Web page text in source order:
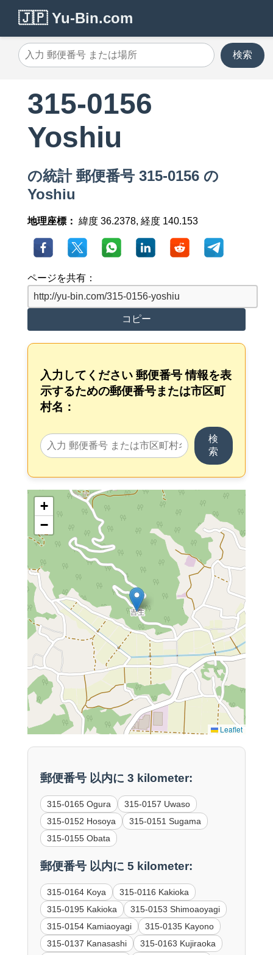
🇯🇵 Yu-Bin.com
検索
315-0156
Yoshiu
の統計 郵便番号 315-0156 の
Yoshiu
地理座標： 緯度 36.2378, 経度 140.153
ページを共有：
コピー
入力してください 郵便番号 情報を表
示するための郵便番号または市区町
村名：
検
索
+
−
Leaflet
郵便番号 以内に 3 kilometer:
315-0165 Ogura
315-0157 Uwaso
315-0152 Hosoya
315-0151 Sugama
315-0155 Obata
郵便番号 以内に 5 kilometer:
315-0164 Koya
315-0116 Kakioka
315-0195 Kakioka
315-0153 Shimoaoyagi
315-0154 Kamiaoyagi
315-0135 Kayono
315-0137 Kanasashi
315-0163 Kujiraoka